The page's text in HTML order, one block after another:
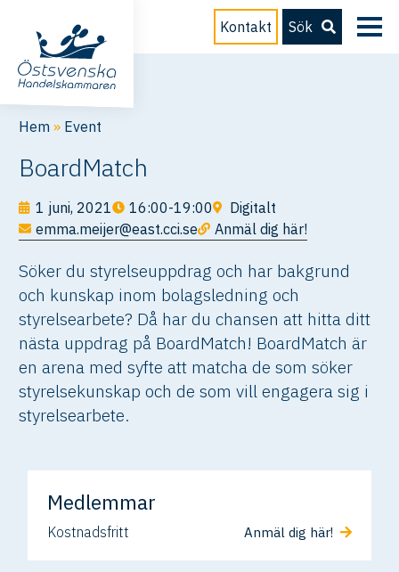
Kontakt Sök
Hem » Event
BoardMatch
1 juni, 2021 16:00-19:00
Digitalt
emma.meijer@east.cci.se
Anmäl dig här!
Söker du styrelseuppdrag och har bakgrund
och kunskap inom bolagsledning och
styrelsearbete? Då har du chansen att hitta ditt
nästa uppdrag på BoardMatch! BoardMatch är
en arena med syfte att matcha de som söker
styrelsekunskap och de som vill engagera sig i
styrelsearbete.
Medlemmar
Kostnadsfritt Anmäl dig här!